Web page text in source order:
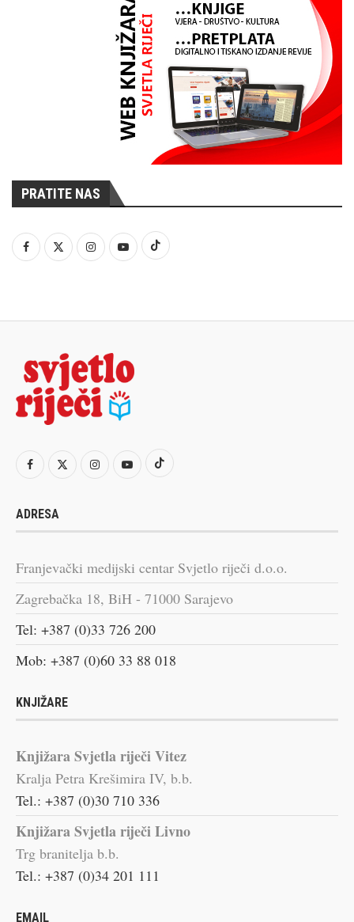
PRATITE NAS
ADRESA
Franjevački medijski centar Svjetlo riječi d.o.o.
Zagrebačka 18, BiH - 71000 Sarajevo
Tel: +387 (0)33 726 200
Mob: +387 (0)60 33 88 018
KNJIŽARE
Knjižara Svjetla riječi Vitez
Kralja Petra Krešimira IV, b.b.
Tel.: +387 (0)30 710 336
Knjižara Svjetla riječi Livno
Trg branitelja b.b.
Tel.: +387 (0)34 201 111
EMAIL